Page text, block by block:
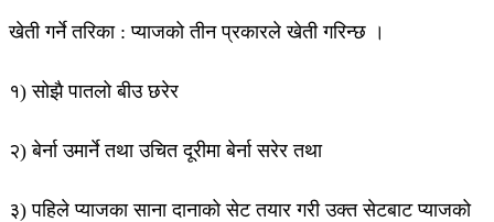
खेती गर्ने तरिका : प्याजको तीन प्रकारले खेती गरिन्छ ।
१) सोझै पातलो बीउ छरेर
२) बेर्ना उमार्ने तथा उचित दूरीमा बेर्ना सरेर तथा
३) पहिले प्याजका साना दानाको सेट तयार गरी उक्त सेटबाट प्याजको